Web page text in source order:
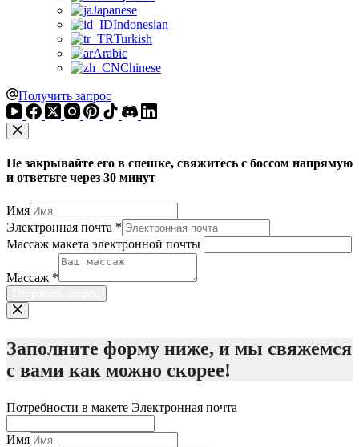
Japanese
Indonesian
Turkish
Arabic
Chinese
Получить запрос
Не закрывайте его в спешке, свяжитесь с боссом напрямую
и ответьте через 30 минут
Имя
Электронная почта *
Массаж макета электронной почты
Массаж *
Заполните форму ниже, и мы свяжемся
с вами как можно скорее!
Потребности в макете Электронная почта
Имя